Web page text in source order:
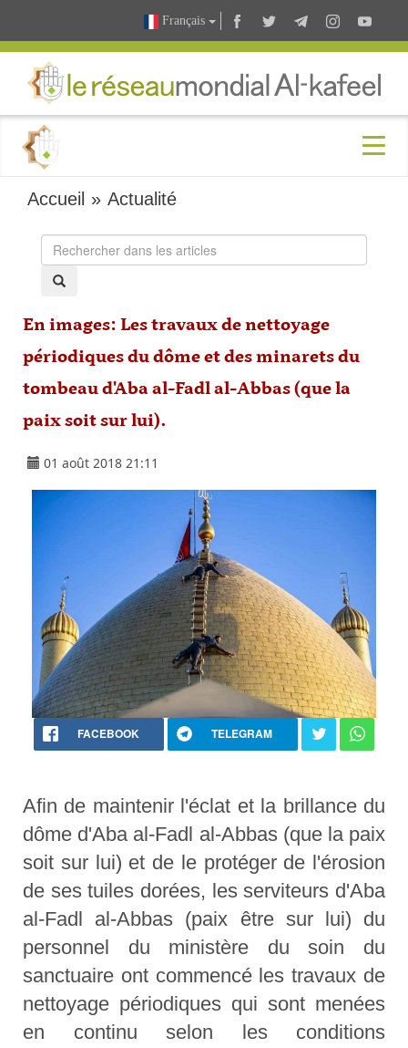
Français
Accueil »Actualité
En images: Les travaux de nettoyage
périodiques du dôme et des minarets du
tombeau d'Aba al-Fadl al-Abbas (que la
paix soit sur lui).
01 août 2018 21:11
FACEBOOK TELEGRAM
Afin de maintenir l'éclat et la brillance du
dôme d'Aba al-Fadl al-Abbas (que la paix
soit sur lui) et de le protéger de l'érosion
de ses tuiles dorées, les serviteurs d'Aba
al-Fadl al-Abbas (paix être sur lui) du
personnel du ministère du soin du
sanctuaire ont commencé les travaux de
nettoyage périodiques qui sont menées
en continu selon les conditions